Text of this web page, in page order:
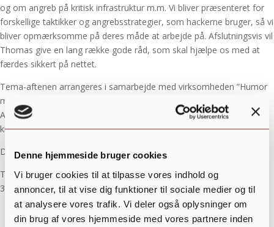
Denne hjemmeside bruger cookies
Vi bruger cookies til at tilpasse vores indhold og
annoncer, til at vise dig funktioner til sociale medier og til
at analysere vores trafik. Vi deler også oplysninger om
din brug af vores hjemmeside med vores partnere inden
og om angreb på kritisk infrastruktur m.m. Vi bliver præsenteret for
forskellige taktikker og angrebsstrategier, som hackerne bruger, så vi
bliver opmærksomme på deres måde at arbejde på. Afslutningsvis vil
Thomas give en lang række gode råd, som skal hjælpe os med at
færdes sikkert på nettet.
Tema-aftenen arrangeres i samarbejde med virksomheden ”Humor
mod hacking”. Herfra vil deltagerne efterfølgende modtage et
Awareness-kursus, hvor man kan træne sin opmærksomhed på it-
kriminalitet.
Deltagelse er gratis:-)
Tilmelding senest 15/10 til lenehenriksen@live.dk eller på sms til
30117197